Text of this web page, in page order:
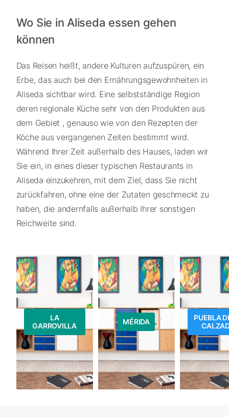
Wo Sie in Aliseda essen gehen
können
Das Reisen heißt, andere Kulturen aufzuspüren, ein
Erbe, das auch bei den Ernährungsgewohnheiten in
Aliseda sichtbar wird. Eine selbstständige Region
deren regionale Küche sehr von den Produkten aus
dem Gebiet , genauso wie von den Rezepten der
Köche aus vergangenen Zeiten bestimmt wird.
Während Ihrer Zeit außerhalb des Hauses, laden wir
Sie ein, in eines dieser typischen Restaurants in
Aliseda einzukehren, mit dem Ziel, dass Sie nicht
zurückfahren, ohne eine der Zutaten geschmeckt zu
haben, die andernfalls außerhalb Ihrer sonstigen
Reichweite sind.
LA
GARROVILLA
MÉRIDA
PUEBLA